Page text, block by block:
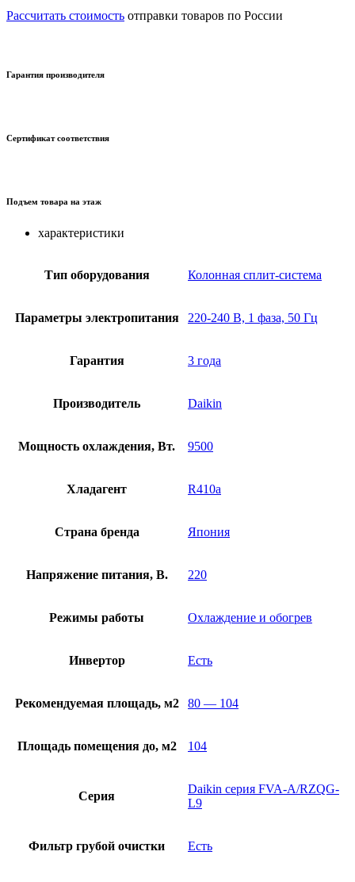
Рассчитать стоимость отправки товаров по России
Гарантия производителя
Сертификат соответствия
Подъем товара на этаж
характеристики
Тип оборудования Колонная сплит-система
Параметры электропитания 220-240 В, 1 фаза, 50 Гц
Гарантия 3 года
Производитель Daikin
Мощность охлаждения, Вт. 9500
Хладагент R410a
Страна бренда Япония
Напряжение питания, В. 220
Режимы работы Охлаждение и обогрев
Инвертор Есть
Рекомендуемая площадь, м2 80 — 104
Площадь помещения до, м2 104
Серия
Daikin серия FVA-A/RZQG-
L9
Фильтр грубой очистки Есть